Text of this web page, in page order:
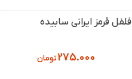
فلفل قرمز ایرانی سابیده
275.000تومان